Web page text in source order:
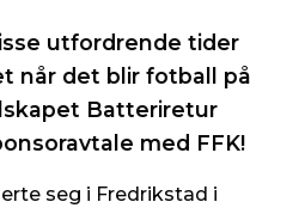
utfordrende tider
når det blir fotball på
Batteriretur
med FFK!
seg i Fredrikstad i